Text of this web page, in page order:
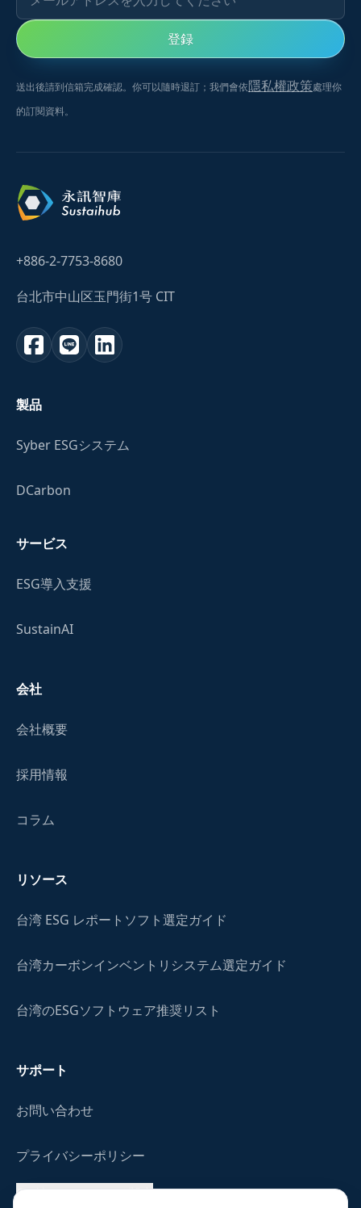
登録
送出後請到信箱完成確認。你可以隨時退訂；我們會依隱私權政策處理你
的訂閱資料。
+886-2-7753-8680
台北市中山区玉門街1号 CIT
製品
Syber ESGシステム
DCarbon
サービス
ESG導入支援
SustainAI
会社
会社概要
採用情報
コラム
リソース
台湾 ESG レポートソフト選定ガイド
台湾カーボンインベントリシステム選定ガイド
台湾のESGソフトウェア推奨リスト
サポート
お問い合わせ
プライバシーポリシー
Cookie／トラッキング設定